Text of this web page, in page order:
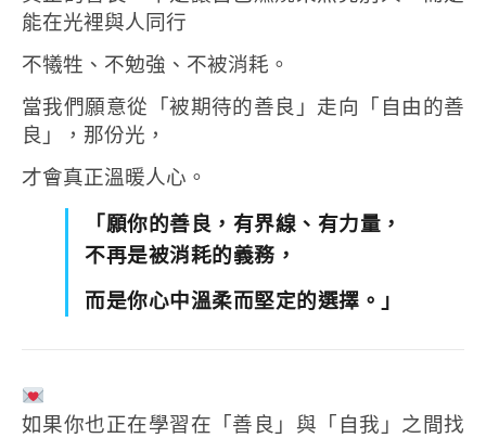
能在光裡與人同行
不犧牲、不勉強、不被消耗。
當我們願意從「被期待的善良」走向「自由的善
良」， 那份光 ，
才會真正溫暖人心。
「願你的善良，有界線、有力量，
不再是被消耗的義務，
而是你心中溫柔而堅定的選擇。」
如果你也正在學習在「善良」與「自我」之間找